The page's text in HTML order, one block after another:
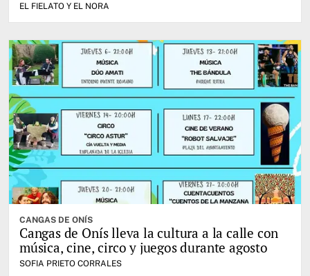
EL FIELATO Y EL NORA
CANGAS DE ONÍS
Cangas de Onís lleva la cultura a la calle con
música, cine, circo y juegos durante agosto
SOFIA PRIETO CORRALES